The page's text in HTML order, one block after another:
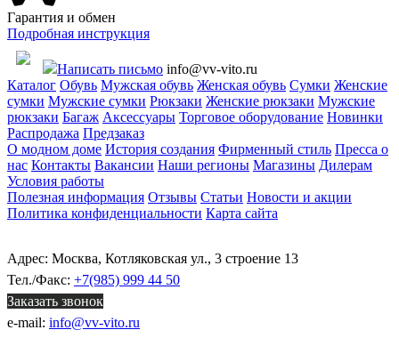
Гарантия и обмен
Подробная инструкция
Написать письмо info@vv-vito.ru
Каталог Обувь Мужская обувь Женская обувь Сумки Женские
сумки Мужские сумки Рюкзаки Женские рюкзаки Мужские
рюкзаки Багаж Аксессуары Торговое оборудование Новинки
Распродажа Предзаказ
О модном доме История создания Фирменный стиль Пресса о
нас Контакты Вакансии Наши регионы Магазины Дилерам
Условия работы
Полезная информация Отзывы Статьи Новости и акции
Политика конфиденциальности Карта сайта
Адрес: Москва, Котляковская ул., 3 строение 13
Тел./Факс: +7(985) 999 44 50
Заказать звонок
e-mail: info@vv-vito.ru